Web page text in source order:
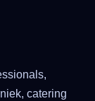
catering